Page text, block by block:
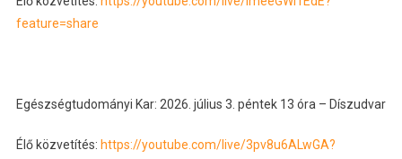
feature=share
Egészségtudományi Kar: 2026. július 3. péntek 13 óra – Díszudvar
Élő közvetítés: https://youtube.com/live/3pv8u6ALwGA?